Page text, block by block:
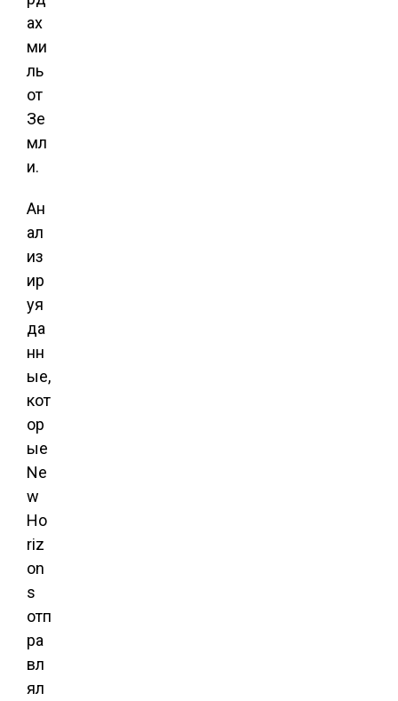
ах
ми
ль
от
Зе
мл
и.
Ан
ал
из
ир
уя
да
нн
ые,
кот
ор
ые
Ne
w
Ho
riz
on
s
отп
ра
вл
ял